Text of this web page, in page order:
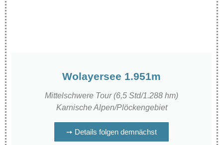
Wolayersee 1.951m
Mittelschwere Tour (6,5 Std/1.288 hm)
Karnische Alpen/Plöckengebiet
➙ Details folgen demnächst